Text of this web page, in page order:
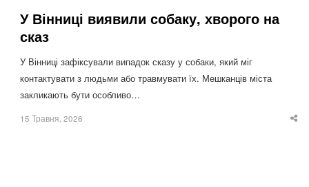
У Вінниці виявили собаку, хворого на
сказ
У Вінниці зафіксували випадок сказу у собаки, який міг
контактувати з людьми або травмувати їх. Мешканців міста
закликають бути особливо…
15 Травня, 2026